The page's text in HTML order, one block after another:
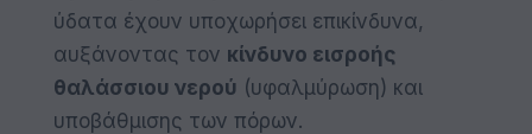
ύδατα έχουν υποχωρήσει επικίνδυνα,
αυξάνοντας τον κίνδυνο εισροής
θαλάσσιου νερού (υφαλμύρωση) και
υποβάθμισης των πόρων.